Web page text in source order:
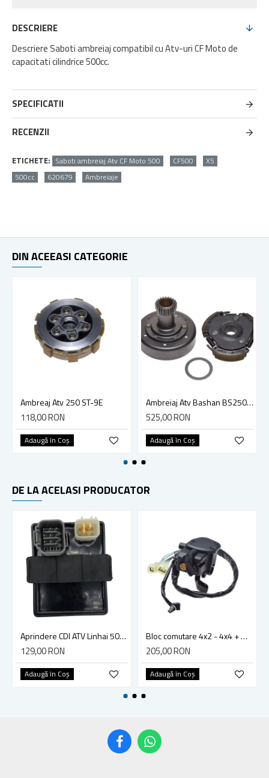
DESCRIERE
Descriere Saboti ambreiaj compatibil cu Atv-uri CF Moto de
capacitati cilindrice 500cc.
SPECIFICATII
RECENZII
ETICHETE: Saboti ambreiaj Atv CF Moto 500 CF500
X5
500cc
620679 Ambreiaje
DIN ACEEASI CATEGORIE
Ambreaj Atv 250 ST-9E
118,00 RON
Adaugă în Coş
Ambreiaj Atv Bashan BS250S-5
525,00 RON
Adaugă în Coş
DE LA ACELASI PRODUCATOR
Aprindere CDI ATV Linhai 500, CF Moto 500cc (0180-153000)
129,00 RON
Adaugă în Coş
Bloc comutare 4x2 - 4x4 + maneta acceleratie ATV CF Moto CF 500 X5, CF 625 X6 (9010-160700)
205,00 RON
Adaugă în Coş